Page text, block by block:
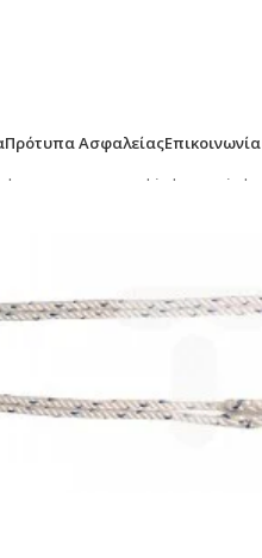
Πρότυπα ΑσφαλείαςΕπικοινωνία